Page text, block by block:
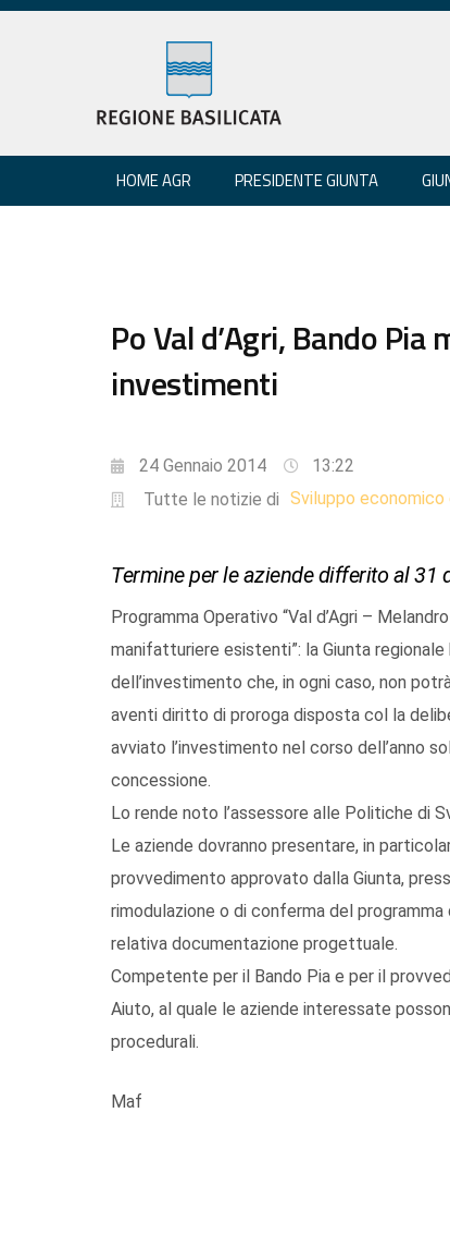
HOME AGR PRESIDENTE GIUNTA
Po Val d’Agri, Bando
investimenti
24 Gennaio 2014
13:22
Tutte le notizie di Sviluppo economico
Termine per le aziende differito al 31
Programma Operativo “Val d’Agri –
manifatturiere esistenti”: la Giunta
dell’investimento che, in ogni caso, non
aventi diritto di proroga disposta col la
avviato l’investimento nel corso dell’anno
concessione.
Lo rende noto l’assessore alle Politiche di
Le aziende dovranno presentare, in
provvedimento approvato dalla Giunta,
rimodulazione o di conferma del
relativa documentazione progettuale.
Competente per il Bando Pia e per il
Aiuto, al quale le aziende interessate
procedurali.
Maf